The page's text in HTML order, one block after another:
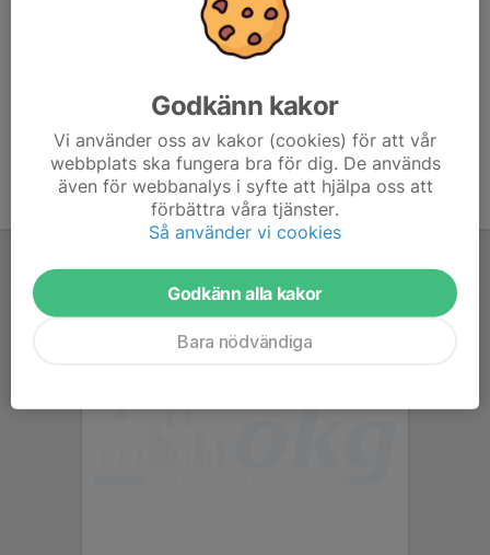
10
7. Holsby SK 7-m 11
Godkänn kakor
Vi använder oss av kakor (cookies) för att vår
webbplats ska fungera bra för dig. De används
även för webbanalys i syfte att hjälpa oss att
förbättra våra tjänster.
Så använder vi cookies
Godkänn alla kakor
Bara nödvändiga